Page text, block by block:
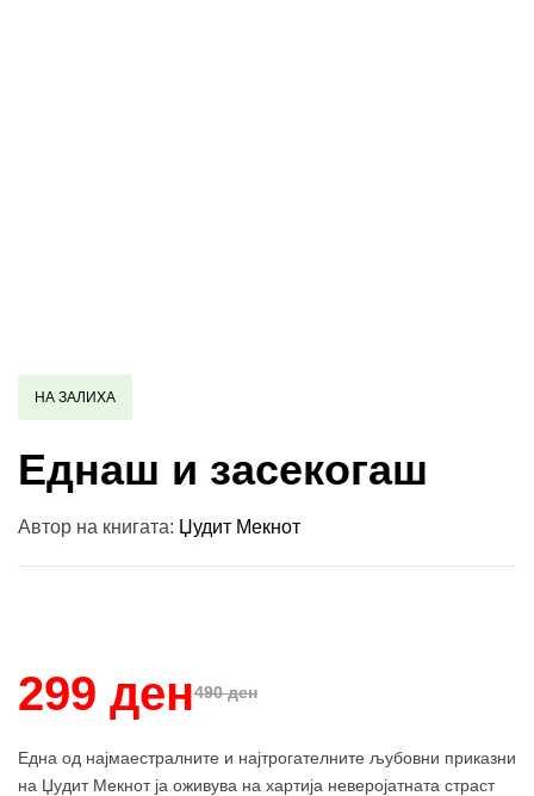
НА ЗАЛИХА
Еднаш и засекогаш
Автор на книгата: Џудит Мекнот
490 ден
299 ден
Една од најмаестралните и најтрогателните љубовни приказни
на Џудит Мекнот ја оживува на хартија неверојатната страст